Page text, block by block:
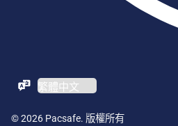
ZH-TW / EN
© 2026 Pacsafe. 版權所有